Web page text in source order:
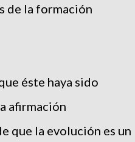
de la formación
éste haya sido
afirmación
que la evolución es un